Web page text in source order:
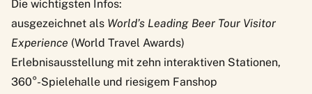
Die wichtigsten Infos:
ausgezeichnet als World’s Leading Beer Tour Visitor
Experience (World Travel Awards)
Erlebnisausstellung mit zehn interaktiven Stationen,
360°-Spielehalle und riesigem Fanshop